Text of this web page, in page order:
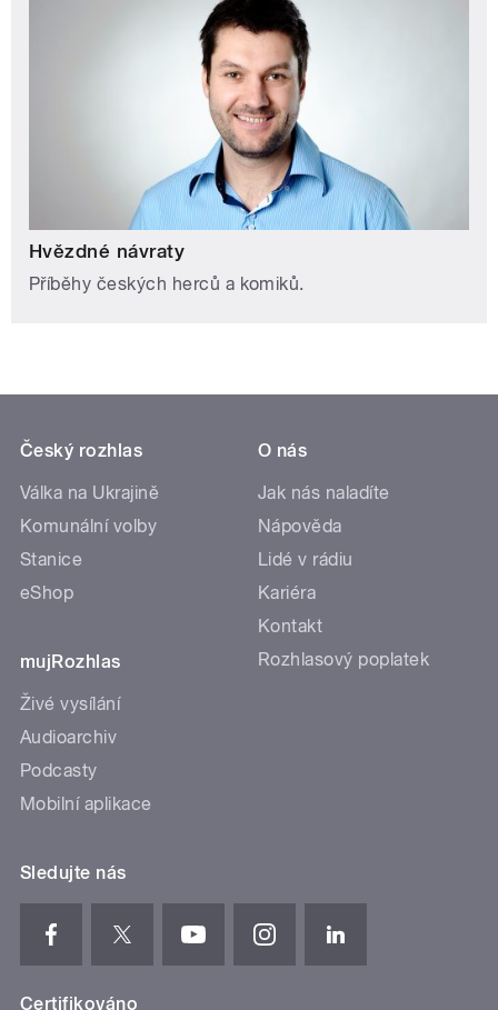
Hvězdné návraty
Příběhy českých herců a komiků.
Český rozhlas
Válka na Ukrajině
Komunální volby
Stanice
eShop
mujRozhlas
Živé vysílání
Audioarchiv
Podcasty
Mobilní aplikace
O nás
Jak nás naladíte
Nápověda
Lidé v rádiu
Kariéra
Kontakt
Rozhlasový poplatek
Sledujte nás
Certifikováno